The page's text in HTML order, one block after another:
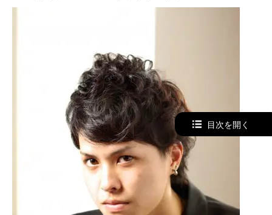
目次を開く